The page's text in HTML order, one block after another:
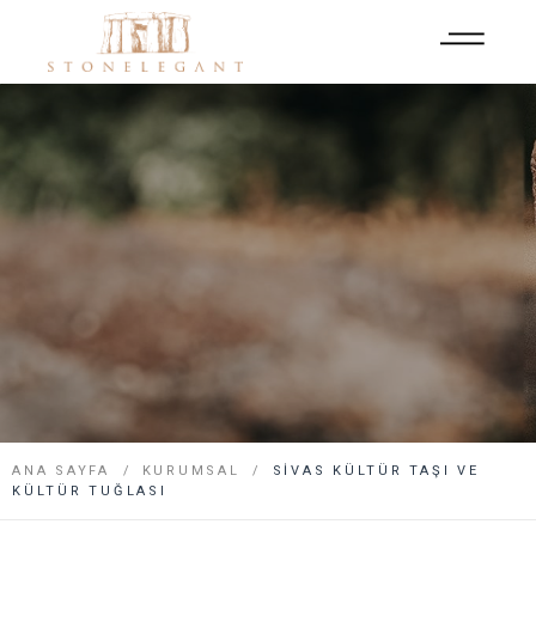
ANA SAYFA KURUMSAL
SIVAS KÜLTÜR TAŞI VE
KÜLTÜR TUĞLASI